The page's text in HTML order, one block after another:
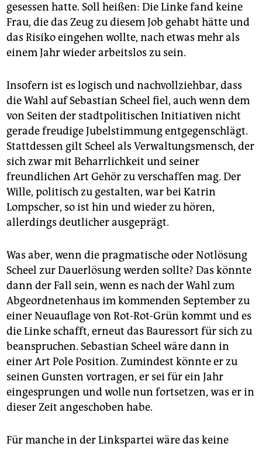
gesessen hatte. Soll heißen: Die Linke fand keine
Frau, die das Zeug zu diesem Job gehabt hätte und
das Risiko eingehen wollte, nach etwas mehr als
einem Jahr wieder arbeitslos zu sein.
Insofern ist es logisch und nachvollziehbar, dass
die Wahl auf Sebastian Scheel fiel, auch wenn dem
von Seiten der stadtpolitischen Initiativen nicht
gerade freudige Jubelstimmung entgegenschlägt.
Stattdessen gilt Scheel als Verwaltungsmensch, der
sich zwar mit Beharrlichkeit und seiner
freundlichen Art Gehör zu verschaffen mag. Der
Wille, politisch zu gestalten, war bei Katrin
Lompscher, so ist hin und wieder zu hören,
allerdings deutlicher ausgeprägt.
Was aber, wenn die pragmatische oder Notlösung
Scheel zur Dauerlösung werden sollte? Das könnte
dann der Fall sein, wenn es nach der Wahl zum
Abgeordnetenhaus im kommenden September zu
einer Neuauflage von Rot-Rot-Grün kommt und es
die Linke schafft, erneut das Bauressort für sich zu
beanspruchen. Sebastian Scheel wäre dann in
einer Art Pole Position. Zumindest könnte er zu
seinen Gunsten vortragen, er sei für ein Jahr
eingesprungen und wolle nun fortsetzen, was er in
dieser Zeit angeschoben habe.
Für manche in der Linkspartei wäre das keine